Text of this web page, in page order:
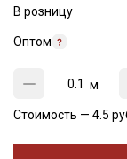
В розницу
Оптом
м
Стоимость — 4.5